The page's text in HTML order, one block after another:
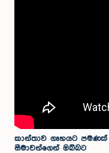
කාන්තාව ගෘහයට
සීමාවන්ගෙන් ඔබ්බට